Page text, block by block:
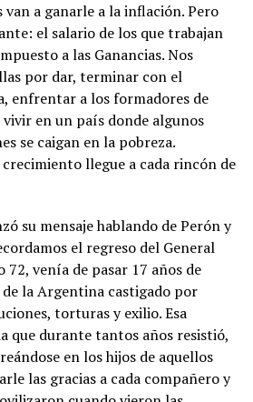
van a ganarle a la inflación. Pero
el salario de los que trabajan
a las Ganancias. Nos
por dar, terminar con el
enfrentar a los formadores de
en un país donde algunos
se caigan en la pobreza.
crecimiento llegue a cada rincón de
su mensaje hablando de Perón y
el regreso del General
venía de pasar 17 años de
la Argentina castigado por
torturas y exilio. Esa
que durante tantos años resistió,
en los hijos de aquellos
las gracias a cada compañero y